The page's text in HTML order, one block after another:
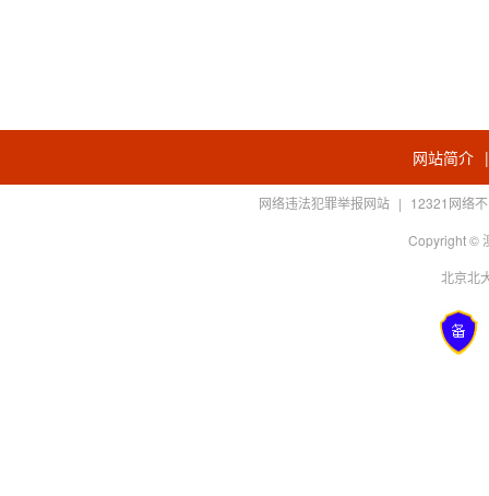
网站简介
网络违法犯罪举报网站 | 12321网络
Copyright ©
北京北